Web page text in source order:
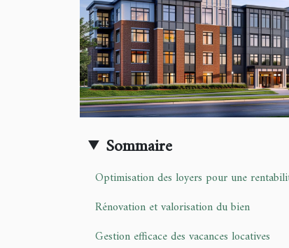
Sommaire
Optimisation des loyers pour une
Rénovation et valorisation du bien
Gestion efficace des vacances locatives